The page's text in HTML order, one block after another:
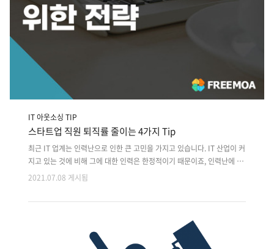
IT 아웃소싱 TIP
스타트업 직원 퇴직률 줄이는 4가지 Tip
최근 IT 업계는 인력난으로 인한 큰 고민을 가지고 있습니다. IT 산업이 커
지고 있는 것에 비해 그에 대한 인력은 한정적이기 때문이죠, 인력난에 골
머리를 앓는 것은 신입직뿐만이 아니랍니다. 경력직 스카우트도 많아지고
않게 지키는 것도 중요해졌습니다. 더불어 평생직장이라는 생각에서 벗어
려서 우수 직원들의 기업 이탈률이 빠른 속도로 상승하고 있죠. 올해 초,
잡코리아(취업 포털 사이트)에서 진행한 설문 결과를 보면, 작년 직원 퇴
2021.07.08 게시됨